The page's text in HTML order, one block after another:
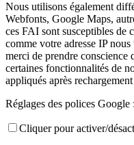
Nous utilisons également
Webfonts, Google Maps,
ces FAI sont susceptibles de
comme votre adresse IP
merci de prendre conscience
certaines fonctionnalités de
appliqués après
Réglages des polices Google :
Cliquer pour activer/